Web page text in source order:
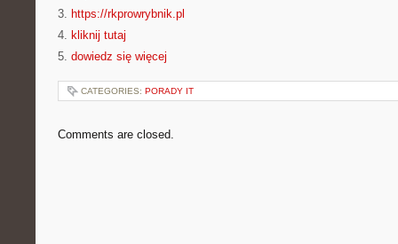
3. https://rkprowrybnik.pl
4. kliknij tutaj
5. dowiedz się więcej
CATEGORIES: PORADY IT
Comments are closed.